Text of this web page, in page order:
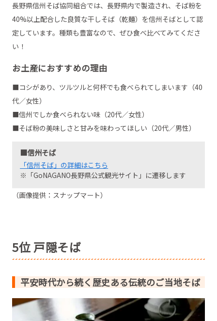
長野県信州そば協同組合では、長野県内で製造され、そば粉を
40%以上配合した良質な干しそば（乾麺）を信州そばとして認
定しています。種類も豊富なので、ぜひ食べ比べてみてくださ
い！
お土産におすすめの理由
■コシがあり、ツルツルと何杯でも食べられてしまいます（40
代／女性）
■信州でしか食べられない味（20代／女性）
■そば粉の美味しさと甘みを味わってほしい（20代／男性）
■信州そば
「信州そば」の詳細はこちら
※「GoNAGANO長野県公式観光サイト」に遷移します
（画像提供：スナップマート）
5位 戸隠そば
平安時代から続く歴史ある伝統のご当地そば